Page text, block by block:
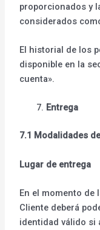
proporcionados y
considerados
El historial de los
disponible en la
cuenta».
Entrega
7.1 Modalidades
Lugar de entrega
En el momento de
Cliente deberá
identidad válido si